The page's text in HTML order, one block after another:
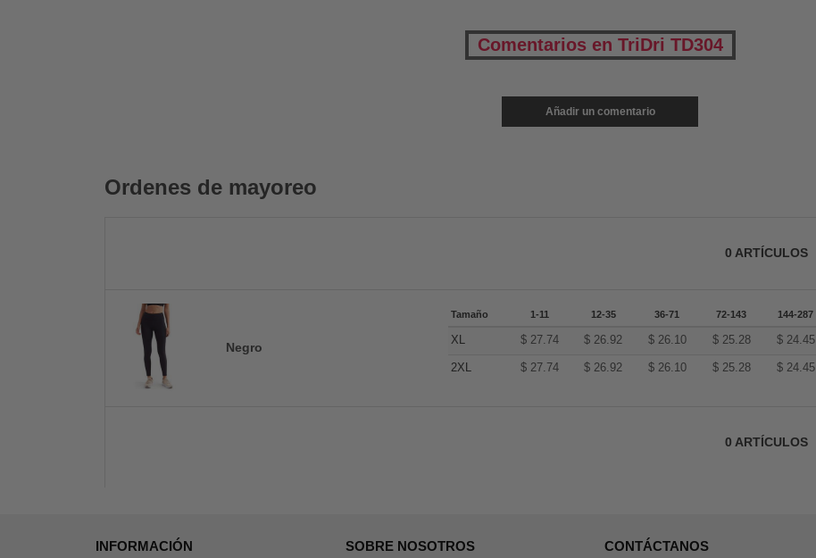
Comentarios en TriDri TD304
Añadir un comentario
Ordenes de mayoreo
0 ARTÍCULOS
Negro
Tamaño 1-11 12-35 36-71 72-143 144-287
XL $ 27.74 $ 26.92 $ 26.10 $ 25.28 $ 24.45
2XL $ 27.74 $ 26.92 $ 26.10 $ 25.28 $ 24.45
0 ARTÍCULOS
INFORMACIÓN SOBRE NOSOTROS CONTÁCTANOS